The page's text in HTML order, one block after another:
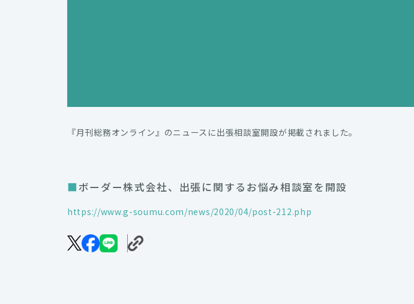
『月刊総務オンライン』のニュースに出張相談室開設が掲載されました。
ボーダー株式会社、出張に関するお悩み相談室を開設
https://www.g-soumu.com/news/2020/04/post-212.php